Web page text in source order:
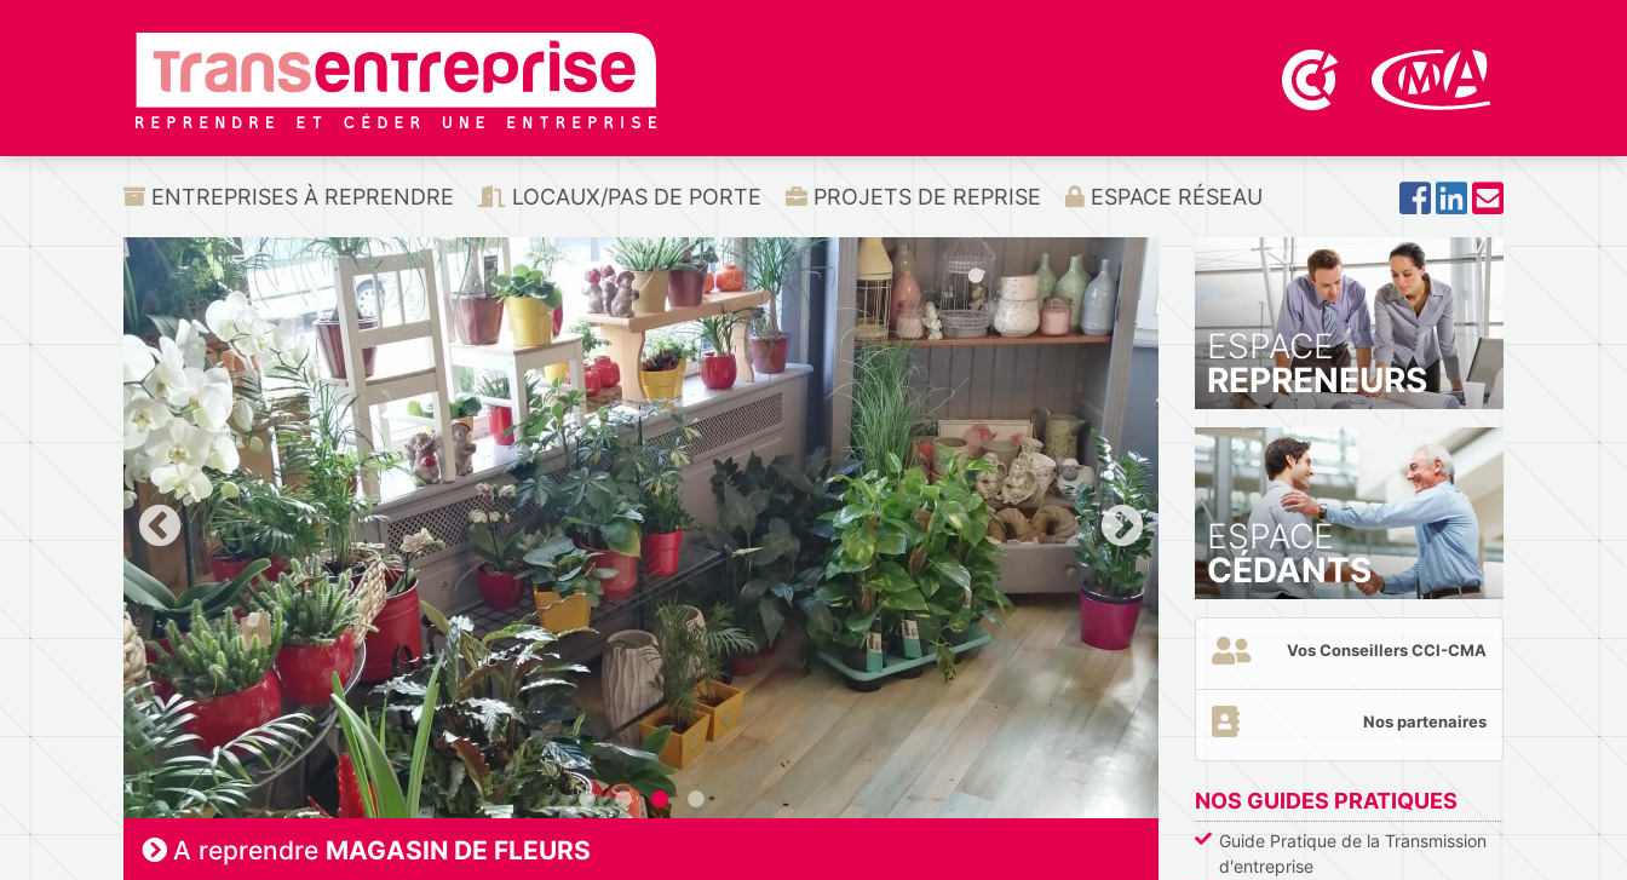
ENTREPRISES À REPRENDRE LOCAUX/PAS DE PORTE PROJETS DE REPRISE ESPACE RÉSEAU
A reprendre MAGASIN DE FLEURS
ESPACE
REPRENEURS
ESPACE
CÉDANTS
Vos Conseillers CCI-CMA
Nos partenaires
NOS GUIDES PRATIQUES
Guide Pratique de la Transmission
d'entreprise